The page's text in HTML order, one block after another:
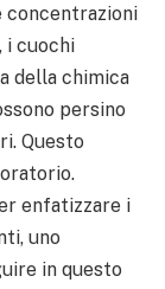
concentrazioni
i cuochi
della chimica
persino
Questo
enfatizzare i
uno
in questo